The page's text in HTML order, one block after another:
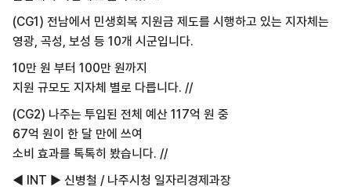
(CG1) 전남에서 민생회복 지원금 제도를 시행하고 있는 지자체는
영광, 곡성, 보성 등 10개 시군입니다.
10만 원 부터 100만 원까지
지원 규모도 지자체 별로 다릅니다. //
(CG2) 나주는 투입된 전체 예산 117억 원 중
67억 원이 한 달 만에 쓰여
소비 효과를 톡톡히 봤습니다. //
◀ INT ▶ 신병철 / 나주시청 일자리경제과장